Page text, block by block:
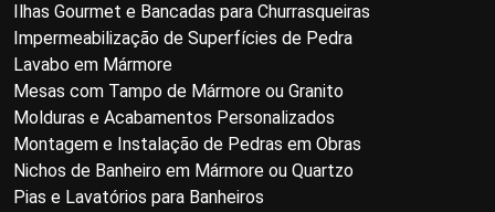
Ilhas Gourmet e Bancadas para Churrasqueiras
Impermeabilização de Superfícies de Pedra
Lavabo em Mármore
Mesas com Tampo de Mármore ou Granito
Molduras e Acabamentos Personalizados
Montagem e Instalação de Pedras em Obras
Nichos de Banheiro em Mármore ou Quartzo
Pias e Lavatórios para Banheiros